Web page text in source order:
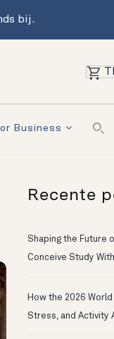
bij.
Business
Recente
Shaping the Future
Conceive Study
How the 2026
Stress, and Activity